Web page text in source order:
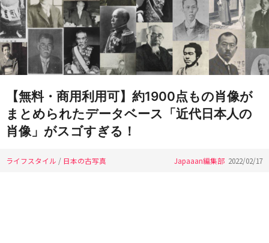
【無料・商用利用可】約1900点もの肖像が
まとめられたデータベース「近代日本人の
肖像」がスゴすぎる！
ライフスタイル / 日本の古写真 Japaaan編集部 2022/02/17